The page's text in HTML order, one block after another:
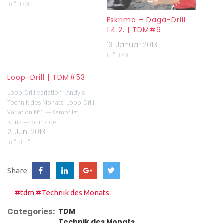
In "TDM"
Eskrima – Daga-Drill
1.4.2. | TDM#9
13. Januar 2013
In "TDM"
Loop-Drill | TDM#53
Loop-Drill Variation Andy's
Technik des Monats: Loop-Drill
Variation N°1 ---Kampf ist
Kunst---roninz.de
2. Juni 2013
In "tdm"
Share:
#tdm #Technik des Monats
Categories: TDM